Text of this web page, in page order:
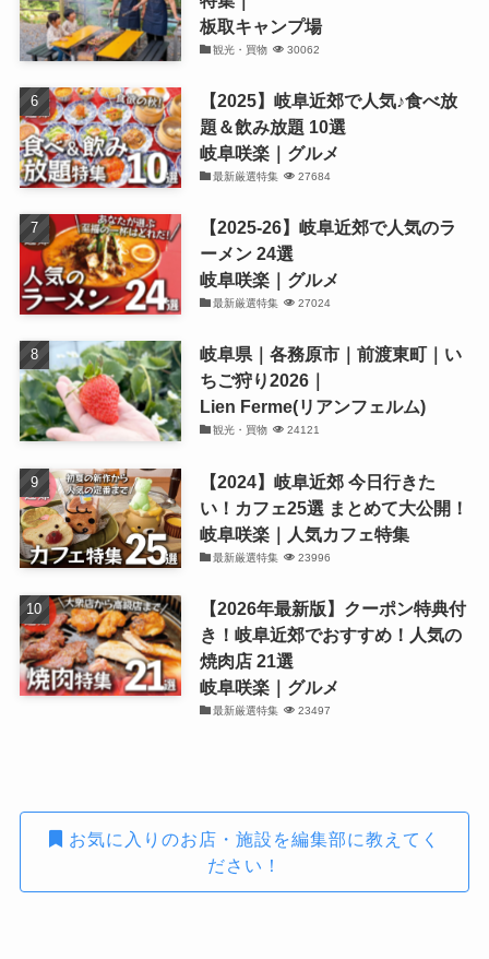
板取キャンプ場
観光・買物 30062
【2025】岐阜近郊で人気♪食べ放
題＆飲み放題 10選
岐阜咲楽｜グルメ
最新厳選特集 27684
【2025-26】岐阜近郊で人気のラ
ーメン 24選
岐阜咲楽｜グルメ
最新厳選特集 27024
岐阜県｜各務原市｜前渡東町｜い
ちご狩り2026｜
Lien Ferme(リアンフェルム)
観光・買物 24121
【2024】岐阜近郊 今日行きた
い！カフェ25選 まとめて大公開！
岐阜咲楽｜人気カフェ特集
最新厳選特集 23996
【2026年最新版】クーポン特典付
き！岐阜近郊でおすすめ！人気の
焼肉店 21選
岐阜咲楽｜グルメ
最新厳選特集 23497
お気に入りのお店・施設を編集部に教えてく
ださい！